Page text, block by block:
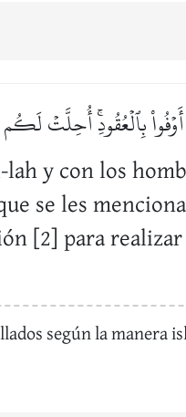
أَوۡفُواْ بِٱلۡعُقُودِۚ أُحِلَّتۡ
y con los
se les
[2] para
según la manera